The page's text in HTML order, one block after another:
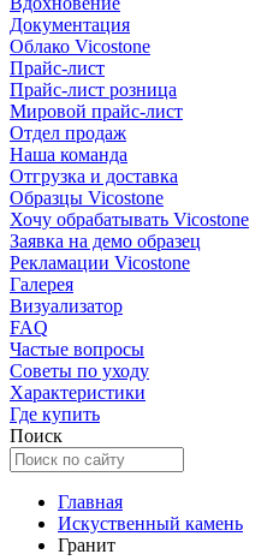
Документация
Облако Vicostone
Прайс-лист
Прайс-лист розница
Мировой прайс-лист
Отдел продаж
Наша команда
Отгрузка и доставка
Образцы Vicostone
Хочу обрабатывать Vicostone
Заявка на демо образец
Рекламации Vicostone
Галерея
Визуализатор
FAQ
Частые вопросы
Советы по уходу
Характеристики
Где купить
Поиск
Главная
Искуственный камень
Гранит